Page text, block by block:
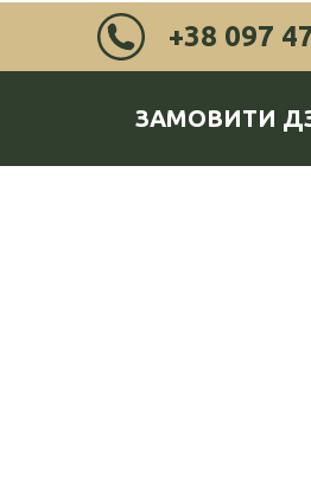
+38 097
ЗАМОВИТИ